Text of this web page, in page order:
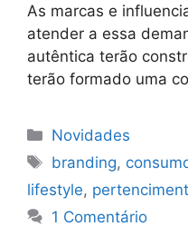
As marcas e
atender a essa
autêntica terão
terão formado uma
Categorias
Novidades
Tags
branding,
lifestyle,
1 Comentário